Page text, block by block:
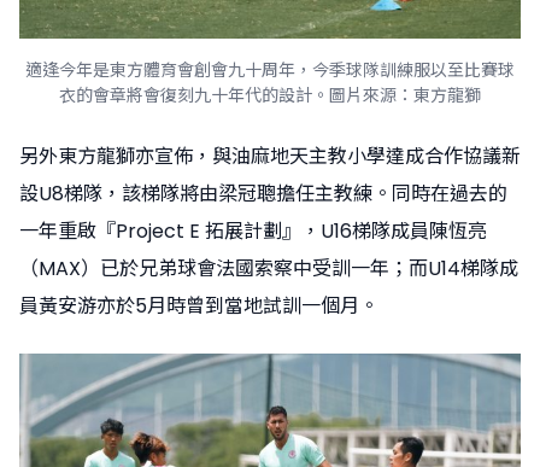
適逢今年是東方體育會創會九十周年，今季球隊訓練服以至比賽球
衣的會章將會復刻九十年代的設計。圖片來源：東方龍獅
另外東方龍獅亦宣佈，與油麻地天主教小學達成合作協議新
設U8梯隊，該梯隊將由梁冠聰擔任主教練。同時在過去的
一年重啟『Project E 拓展計劃』，U16梯隊成員陳恆亮
（MAX）已於兄弟球會法國索察中受訓一年；而U14梯隊成
員黃安游亦於5月時曾到當地試訓一個月。